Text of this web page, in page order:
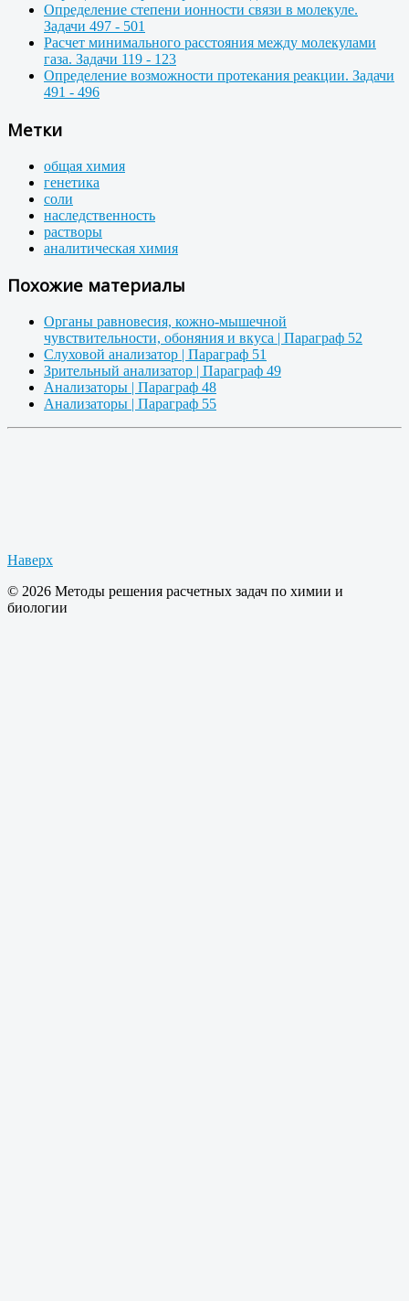
Определение степени ионности связи в молекуле.
Задачи 497 - 501
Расчет минимального расстояния между молекулами
газа. Задачи 119 - 123
Определение возможности протекания реакции. Задачи
491 - 496
Метки
общая химия
генетика
соли
наследственность
растворы
аналитическая химия
Похожие материалы
Органы равновесия, кожно-мышечной
чувствительности, обоняния и вкуса | Параграф 52
Слуховой анализатор | Параграф 51
Зрительный анализатор | Параграф 49
Анализаторы | Параграф 48
Анализаторы | Параграф 55
Наверх
© 2026 Методы решения расчетных задач по химии и
биологии